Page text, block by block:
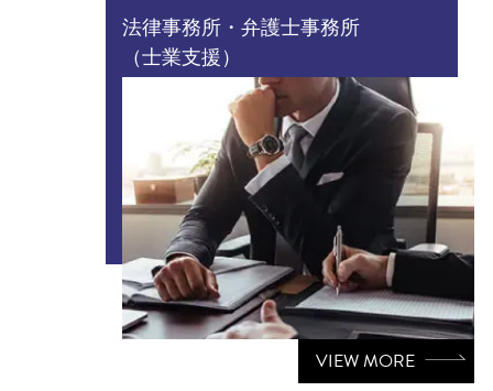
法律事務所・弁護士事務所
（士業支援）
VIEW MORE